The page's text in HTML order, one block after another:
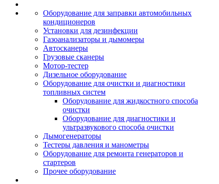
Оборудование для заправки автомобильных
кондиционеров
Установки для дезинфекции
Газоанализаторы и дымомеры
Автосканеры
Грузовые сканеры
Мотор-тестер
Дизельное оборудование
Оборудование для очистки и диагностики
топливных систем
Оборудование для жидкостного способа
очистки
Оборудование для диагностики и
ультразвукового способа очистки
Дымогенераторы
Тестеры давления и манометры
Оборудование для ремонта генераторов и
стартеров
Прочее оборудование